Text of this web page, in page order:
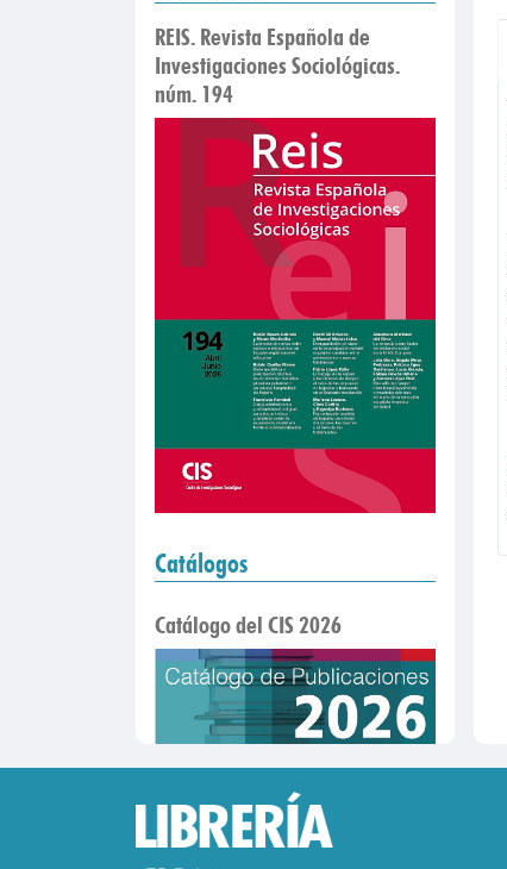
REIS. Revista Española de
Investigaciones Sociológicas.
núm. 194
Catálogos
Catálogo del CIS 2026